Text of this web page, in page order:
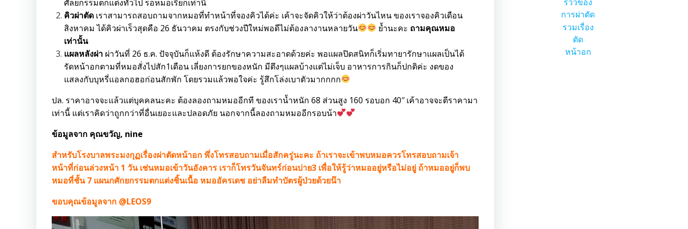
ศัลยกรรมตกแต่งทั่วไป รอหมอเรียกเท่านี้
คิวผ่าตัด เราสามารถสอบถามจากหมอที่ทำหน้าที่จองคิวได้ค่ะ เค้าจะจัดคิวให้ว่าต้องผ่าวันไหน ของเราจองคิวเดือน
สิงหาคม ได้คิวผ่าเร็วสุดคือ 26 ธันวาคม ตรงกับช่วงปีใหม่พอดีไม่ต้องลางานหลายวัน
ย้ำนะคะ ถามคุณหมอ
เท่านั้น
แผลหลังผ่า ผ่าวันที่ 26 ธ.ค. ปัจจุบันก็แห้งดี ต้องรักษาความสะอาดด้วยค่ะ พอแผลปิดสนิทก็เริ่มทายารักษาแผลเป็นได้
รัดหน้าอกตามที่หมอสั่งไปสัก1เดือน เลี่ยงการยกของหนัก มีตึงๆแผลบ้างแต่ไม่เจ็บ อาหารการกินก็ปกติค่ะ งดของ
แสลงกับบุหรี่แอลกอฮอก่อนสักพัก โดยรวมแล้วพอใจค่ะ รู้สึกโล่งเบาตัวมากกกก
ปล. ราคาอาจจะแล้วแต่บุคคลนะคะ ต้องลองถามหมออีกที ของเราน้ำหนัก 68 ส่วนสูง 160 รอบอก 40″ เค้าอาจจะตีราคามา
เท่านี้ แต่เราคิดว่าถูกกว่าที่อื่นเยอะและปลอดภัย นอกจากนี้ลองถามหมออีกรอบน้า
ข้อมูลจาก คุณขวัญ, nine
สำหรับโรงบาลพระมงกุฏเรื่องผ่าตัดหน้าอก พึ่งโทรสอบถามเมื่อสักครู่นะคะ ถ้าเราจะเข้าพบหมอควรโทรสอบถามเจ้า
หน้าที่ก่อนล่วงหน้า 1 วัน เช่นหมอเข้าวันอังคาร เราก็โทรวันจันทร์ก่อนบ่าย3 เพื่อให้รู้ว่าหมออยู่หรือไม่อยู่ ถ้าหมออยู่ก็พบ
หมอที่ชั้น 7 แผนกศักยกรรมตกแต่งชิ้นเนื้อ หมออัครเดช อย่าลืมทำบัตรผู้ป่วยด้วยน๊า
ขอบคุณข้อมูลจาก @LEOS9
การผ่าตัด
รวมเรื่อง
ตัด
หน้าอก